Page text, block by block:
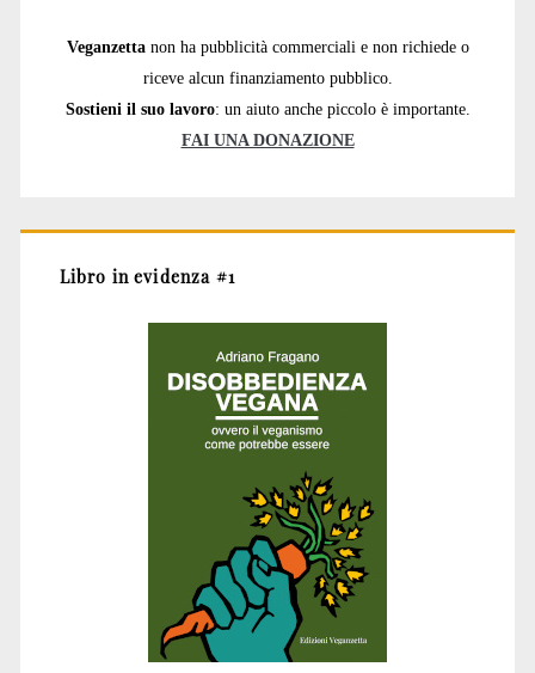
Veganzetta non ha pubblicità commerciali e non richiede o
riceve alcun finanziamento pubblico.
Sostieni il suo lavoro: un aiuto anche piccolo è importante.
FAI UNA DONAZIONE
Libro in evidenza #1